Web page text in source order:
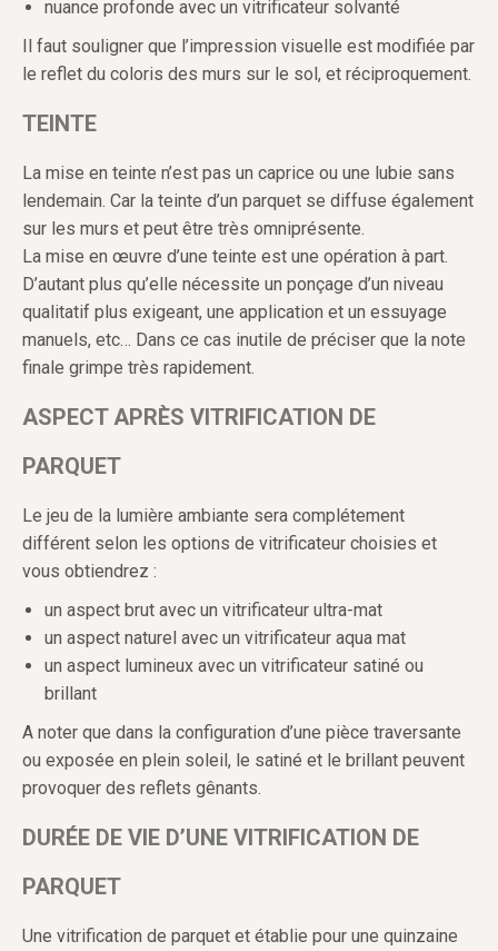
nuance profonde avec un vitrificateur solvanté
Il faut souligner que l’impression visuelle est modifiée par
le reflet du coloris des murs sur le sol, et réciproquement.
TEINTE
La mise en teinte n’est pas un caprice ou une lubie sans
lendemain. Car la teinte d’un parquet se diffuse également
sur les murs et peut être très omniprésente.
La mise en œuvre d’une teinte est une opération à part.
D’autant plus qu’elle nécessite un ponçage d’un niveau
qualitatif plus exigeant, une application et un essuyage
manuels, etc… Dans ce cas inutile de préciser que la note
finale grimpe très rapidement.
ASPECT APRÈS VITRIFICATION DE
PARQUET
Le jeu de la lumière ambiante sera complétement
différent selon les options de vitrificateur choisies et
vous obtiendrez :
un aspect brut avec un vitrificateur ultra-mat
un aspect naturel avec un vitrificateur aqua mat
un aspect lumineux avec un vitrificateur satiné ou
brillant
A noter que dans la configuration d’une pièce traversante
ou exposée en plein soleil, le satiné et le brillant peuvent
provoquer des reflets gênants.
DURÉE DE VIE D’UNE VITRIFICATION DE
PARQUET
Une vitrification de parquet et établie pour une quinzaine